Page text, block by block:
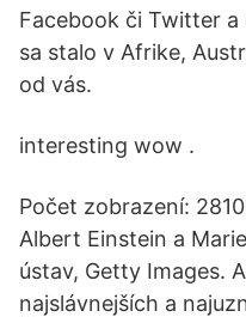
Facebook či Twitter
sa stalo v Afrike,
od vás.
interesting wow .
Počet zobrazení:
Albert Einstein a
ústav, Getty Images.
najslávnejších a